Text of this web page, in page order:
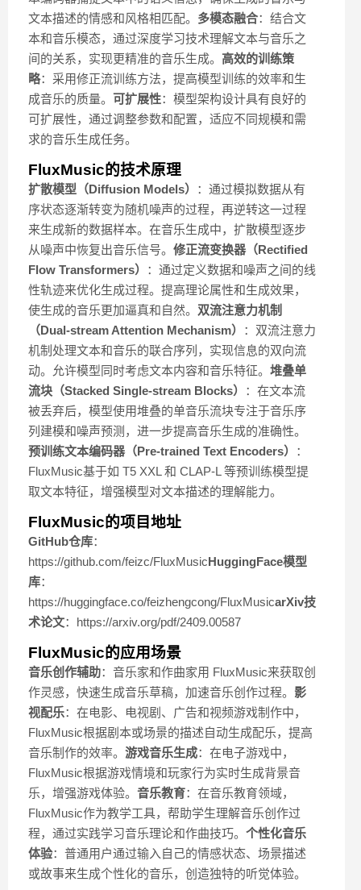
文本描述的情感和风格相匹配。 多模态融合：结合文
本和音乐模态，通过深度学习技术理解文本与音乐之
间的关系，实现更精准的音乐生成。 高效的训练策
略：采用修正流训练方法，提高模型训练的效率和生
成音乐的质量。 可扩展性：模型架构设计具有良好的
可扩展性，通过调整参数和配置，适应不同规模和需
求的音乐生成任务。
FluxMusic的技术原理
扩散模型（Diffusion Models）
：通过模拟数据从有
序状态逐渐转变为随机噪声的过程，再逆转这一过程
来生成新的数据样本。在音乐生成中，扩散模型逐步
从噪声中恢复出音乐信号。 修正流变换器（Rectified
Flow Transformers）
：通过定义数据和噪声之间的线
性轨迹来优化生成过程。提高理论属性和生成效果，
使生成的音乐更加逼真和自然。 双流注意力机制
（Dual-stream Attention Mechanism）
：双流注意力
机制处理文本和音乐的联合序列，实现信息的双向流
动。允许模型同时考虑文本内容和音乐特征。 堆叠单
流块（Stacked Single-stream Blocks）
：在文本流
被丢弃后，模型使用堆叠的单音乐流块专注于音乐序
列建模和噪声预测，进一步提高音乐生成的准确性。
预训练文本编码器（Pre-trained Text Encoders）
：
FluxMusic基于如 T5 XXL 和 CLAP-L 等预训练模型提
取文本特征，增强模型对文本描述的理解能力。
FluxMusic的项目地址
GitHub仓库：
https://github.com/feizc/FluxMusicHuggingFace模型
库：
https://huggingface.co/feizhengcong/FluxMusicarXiv技
术论文：https://arxiv.org/pdf/2409.00587
FluxMusic的应用场景
音乐创作辅助：音乐家和作曲家用 FluxMusic来获取创
作灵感，快速生成音乐草稿，加速音乐创作过程。 影
视配乐：在电影、电视剧、广告和视频游戏制作中，
FluxMusic根据剧本或场景的描述自动生成配乐，提高
音乐制作的效率。 游戏音乐生成：在电子游戏中，
FluxMusic根据游戏情境和玩家行为实时生成背景音
乐，增强游戏体验。 音乐教育：在音乐教育领域，
FluxMusic作为教学工具，帮助学生理解音乐创作过
程，通过实践学习音乐理论和作曲技巧。 个性化音乐
体验：普通用户通过输入自己的情感状态、场景描述
或故事来生成个性化的音乐，创造独特的听觉体验。